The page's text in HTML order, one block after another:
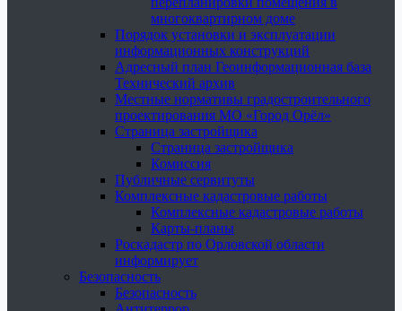
многоквартирном доме
Порядок установки и эксплуатации
информационных конструкций
Адресный план Геоинформационная база
Технический архив
Местные нормативы градостроительного
проектирования МО «Город Орёл»
Страница застройщика
Страница застройщика
Комиссия
Публичные сервитуты
Комплексные кадастровые работы
Комплексные кадастровые работы
Карты-планы
Роскадастр по Орловской области
информирует
Безопасность
Безопасность